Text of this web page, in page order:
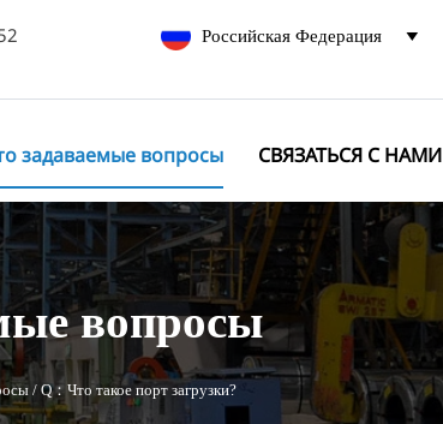
Российская Федерация 
задаваемые вопросы СВЯЗАТЬСЯ С НАМИ
вопросы
/ Q：Что такое порт загрузки?